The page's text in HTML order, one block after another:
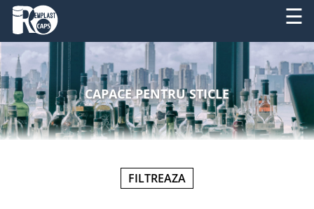
☰
RO
EN
DESPRE
NOI
PRODUSE
CAPACE PENTRU STICLE
FILTREAZA